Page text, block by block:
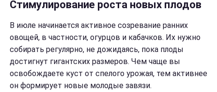
Стимулирование роста новых плодов
В июле начинается активное созревание ранних
овощей, в частности, огурцов и кабачков. Их нужно
собирать регулярно, не дожидаясь, пока плоды
достигнут гигантских размеров. Чем чаще вы
освобождаете куст от спелого урожая, тем активнее
он формирует новые молодые завязи.